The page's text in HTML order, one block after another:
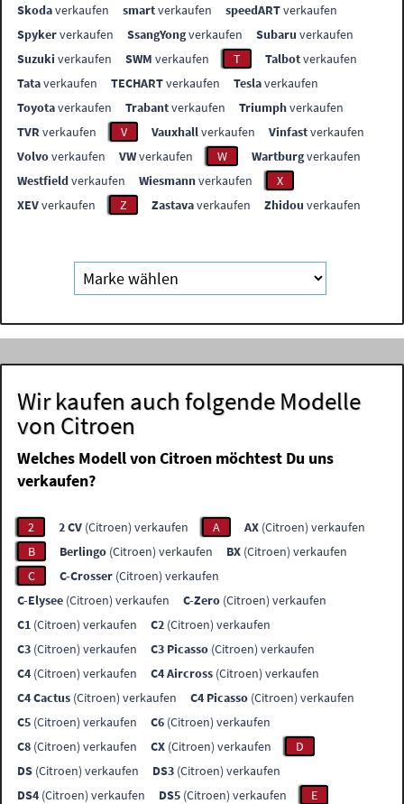
Skodaverkaufen smartverkaufen speedARTverkaufen
Spykerverkaufen SsangYongverkaufen Subaru verkaufen
Suzuki verkaufen SWM verkaufen T Talbotverkaufen
Tataverkaufen TECHARTverkaufen Teslaverkaufen
Toyotaverkaufen Trabantverkaufen Triumphverkaufen
TVR verkaufen V Vauxhallverkaufen Vinfastverkaufen
Volvoverkaufen VWverkaufen W Wartburgverkaufen
Westfieldverkaufen Wiesmannverkaufen
X
XEVverkaufen Z Zastavaverkaufen Zhidou verkaufen
Wir kaufen auch folgende Modelle
von Citroen
Welches Modell von Citroen möchtest Du uns
verkaufen?
2 2 CV (Citroen) verkaufen A AX (Citroen) verkaufen
B
Berlingo (Citroen) verkaufen BX (Citroen) verkaufen
C
C-Crosser (Citroen) verkaufen
C-Elysee (Citroen) verkaufen C-Zero (Citroen) verkaufen
C1 (Citroen) verkaufen C2 (Citroen) verkaufen
C3 (Citroen) verkaufen C3 Picasso (Citroen) verkaufen
C4 (Citroen) verkaufen C4 Aircross (Citroen) verkaufen
C4 Cactus (Citroen) verkaufen C4 Picasso (Citroen) verkaufen
C5 (Citroen) verkaufen C6 (Citroen) verkaufen
C8 (Citroen) verkaufen CX (Citroen) verkaufen
D
DS (Citroen) verkaufen DS3 (Citroen) verkaufen
DS4 (Citroen) verkaufen DS5 (Citroen) verkaufen
E